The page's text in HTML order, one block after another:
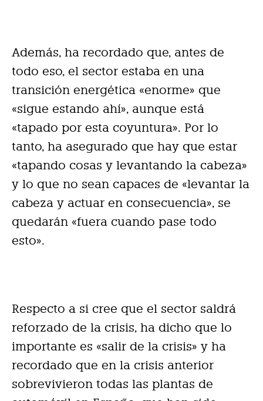
Además, ha recordado que, antes de
todo eso, el sector estaba en una
transición energética «enorme» que
«sigue estando ahí», aunque está
«tapado por esta coyuntura». Por lo
tanto, ha asegurado que hay que estar
«tapando cosas y levantando la cabeza»
y lo que no sean capaces de «levantar la
cabeza y actuar en consecuencia», se
quedarán «fuera cuando pase todo
esto».
Respecto a si cree que el sector saldrá
reforzado de la crisis, ha dicho que lo
importante es «salir de la crisis» y ha
recordado que en la crisis anterior
sobrevivieron todas las plantas de